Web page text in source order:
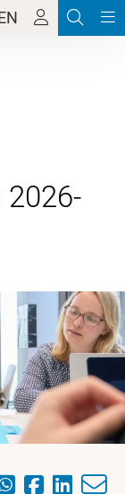
2026-